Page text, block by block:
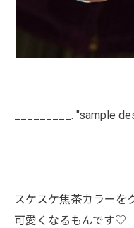
_________. "sample
スケスケ焦茶カラーを
可愛くなるもんです♡